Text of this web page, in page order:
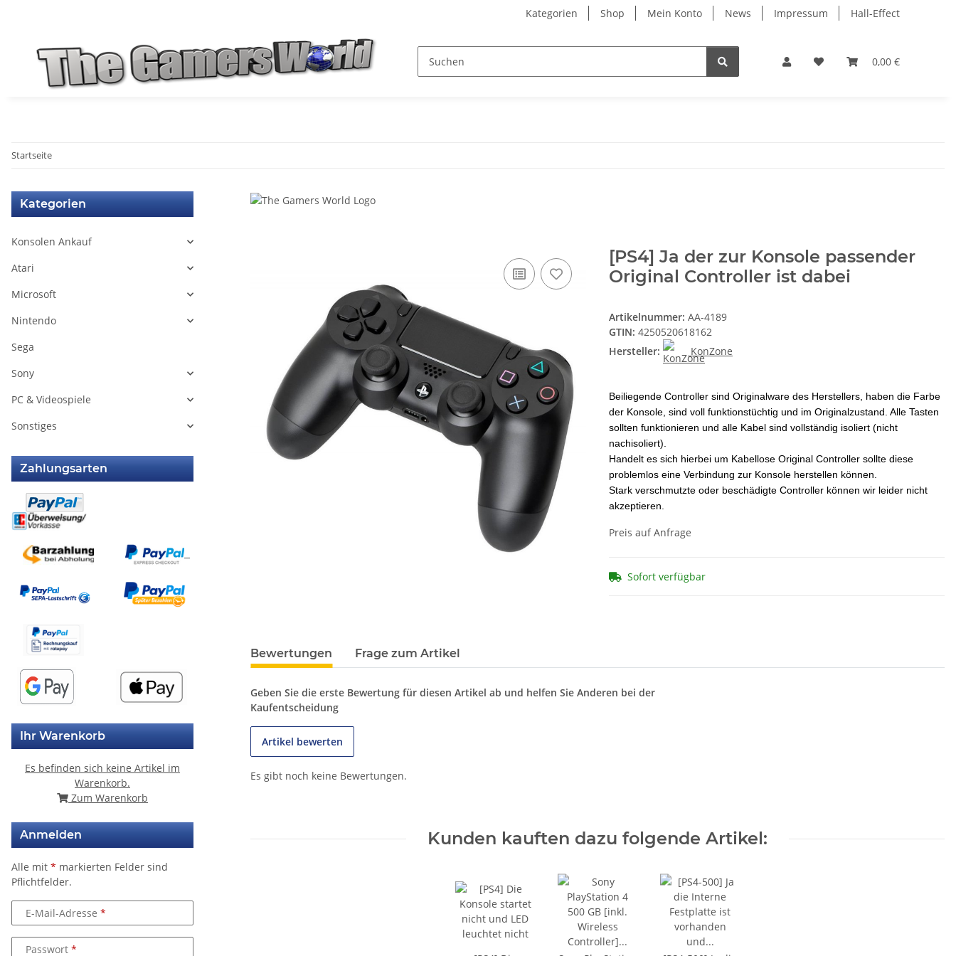
Kategorien Shop Mein Konto News Impressum Hall-Effect
0,00 €
Startseite
[PS4] Ja der zur Konsole passender
Original Controller ist dabei
Artikelnummer: AA-4189
GTIN: 4250520618162
Hersteller:
KonZone
Beiliegende Controller sind Originalware des Herstellers, haben die Farbe
der Konsole, sind voll funktionstüchtig und im Originalzustand. Alle Tasten
sollten funktionieren und alle Kabel sind vollständig isoliert (nicht
nachisoliert).
Handelt es sich hierbei um Kabellose Original Controller sollte diese
problemlos eine Verbindung zur Konsole herstellen können.
Stark verschmutzte oder beschädigte Controller können wir leider nicht
akzeptieren.
Preis auf Anfrage
Sofort verfügbar
weitere Registerkarten anzeigen
Bewertungen Frage zum Artikel
Geben Sie die erste Bewertung für diesen Artikel ab und helfen Sie Anderen bei der
Kaufentscheidung
Artikel bewerten
Es gibt noch keine Bewertungen.
Kunden kauften dazu folgende Artikel:
Kategorien
Konsolen Ankauf
Atari
Microsoft
Nintendo
Sega
Sony
PC & Videospiele
Sonstiges
Zahlungsarten
Ihr Warenkorb
Es befinden sich keine Artikel im
Warenkorb.
Zum Warenkorb
Anmelden
Alle mit * markierten Felder sind
Pflichtfelder.
E-Mail-Adresse
Passwort